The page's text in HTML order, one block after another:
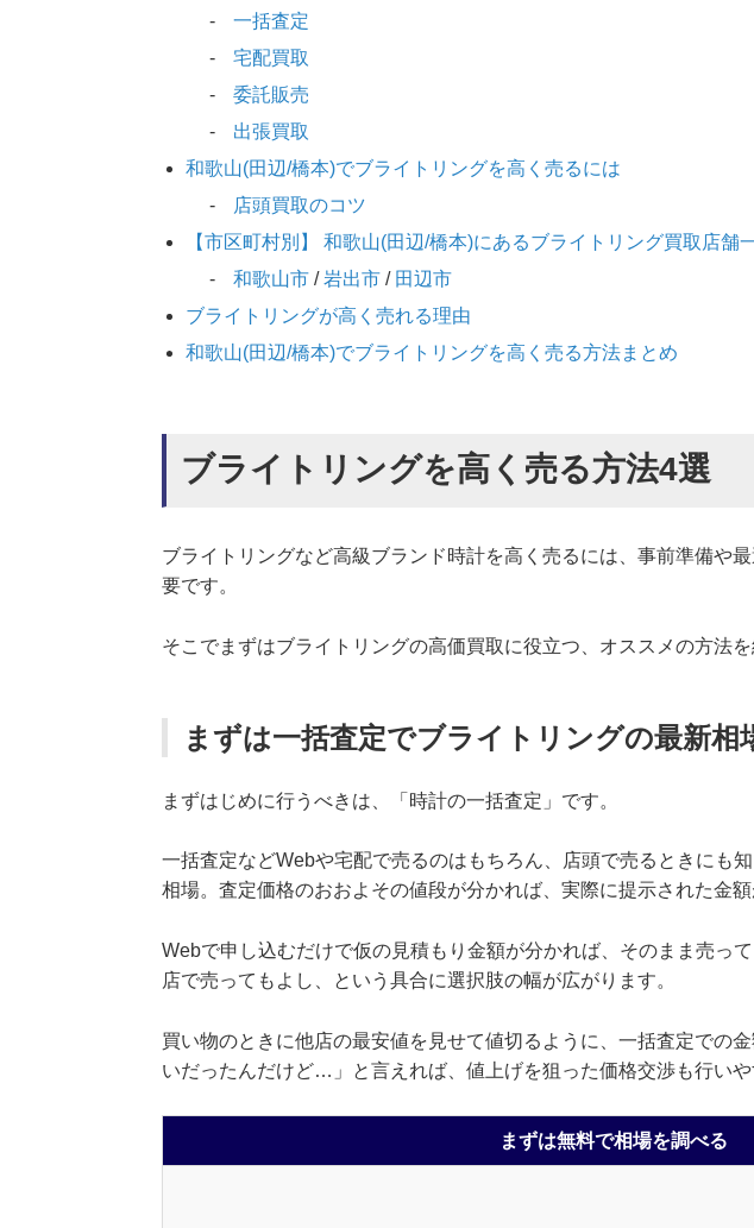
一括査定
宅配買取
委託販売
出張買取
和歌山(田辺/橋本)でブライトリングを高く売るには
店頭買取のコツ
【市区町村別】 和歌山(田辺/橋本)にあるブライトリング買取店舗
和歌山市 /岩出市 / 田辺市
ブライトリングが高く売れる理由
和歌山(田辺/橋本)でブライトリングを高く売る方法まとめ
ブライトリングを高く売る方法4選
ブライトリングなど高級ブランド時計を高く売るには、事前準備や
要です。
そこでまずはブライトリングの高価買取に役立つ、オススメの方法を
まずは一括査定でブライトリングの最新相
まずはじめに行うべきは、「時計の一括査定」です。
一括査定などWebや宅配で売るのはもちろん、店頭で売るときにも
相場。査定価格のおおよその値段が分かれば、実際に提示された金
Webで申し込むだけで仮の見積もり金額が分かれば、そのまま売っ
店で売ってもよし、という具合に選択肢の幅が広がります。
買い物のときに他店の最安値を見せて値切るように、一括査定での
いだったんだけど…」と言えれば、値上げを狙った価格交渉も行いや
まずは無料で相場を調べる